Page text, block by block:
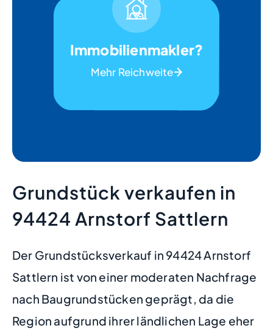
Immobilienmakler?
Mehr Reichweite
Grundstück verkaufen in
94424 Arnstorf Sattlern
Der Grundstücksverkauf in 94424 Arnstorf
Sattlern ist von einer moderaten Nachfrage
nach Baugrundstücken geprägt, da die
Region aufgrund ihrer ländlichen Lage eher